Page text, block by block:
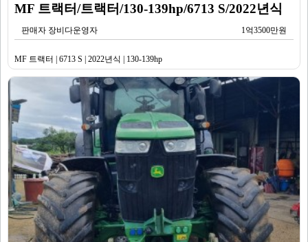
MF 트랙터/트랙터/130-139hp/6713 S/2022년식
판매자 장비다운영자 1억3500만원
MF 트랙터 | 6713 S | 2022년식 | 130-139hp